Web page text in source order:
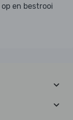
op en bestrooi